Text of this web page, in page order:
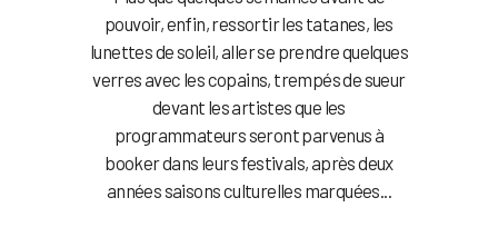
pouvoir, enfin, ressortir les tatanes, les
lunettes de soleil, aller se prendre quelques
verres avec les copains, trempés de sueur
devant les artistes que les
programmateurs seront parvenus à
booker dans leurs festivals, après deux
années saisons culturelles marquées...